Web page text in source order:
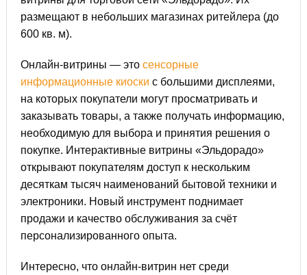
размещают в небольших магазинах ритейлера (до
600 кв. м).
Онлайн-витрины — это сенсорные
информационные киоски с большими дисплеями,
на которых покупатели могут просматривать и
заказывать товары, а также получать информацию,
необходимую для выбора и принятия решения о
покупке. Интерактивные витрины «Эльдорадо»
открывают покупателям доступ к нескольким
десяткам тысяч наименований бытовой техники и
электроники. Новый инструмент поднимает
продажи и качество обслуживания за счёт
персонализированного опыта.
Интересно, что онлайн-витрин нет среди